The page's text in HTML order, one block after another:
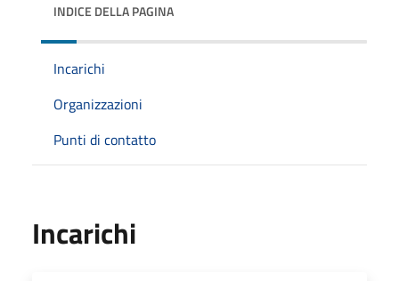
INDICE DELLA PAGINA
Incarichi
Organizzazioni
Punti di contatto
Incarichi